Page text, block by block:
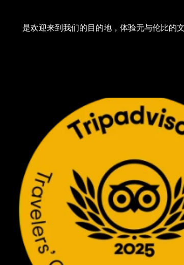
是
Select Language
欢迎来到我们的目的地，体验无与伦比的